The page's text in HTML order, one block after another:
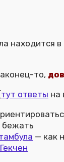
находится
то,
тут ответы на
бежать
— как